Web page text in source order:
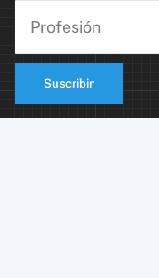
Suscribir